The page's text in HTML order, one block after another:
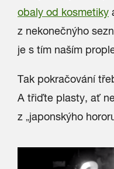
obaly od kosmetiky
z nekonečnýho
je s tím naším
Tak pokračování
A třiďte plasty, ať
z „japonskýho